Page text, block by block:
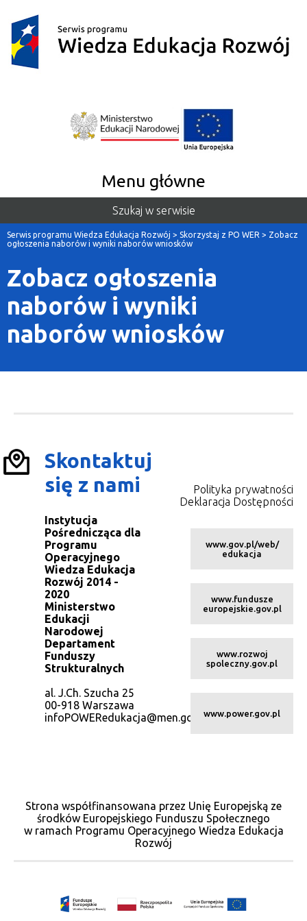
Menu główne
Szukaj w serwisie
Serwis programu Wiedza Edukacja Rozwój > Skorzystaj z PO WER > Zobacz
ogłoszenia naborów i wyniki naborów wniosków
Zobacz ogłoszenia
naborów i wyniki
naborów wniosków
Skontaktuj
się z nami
Instytucja
Pośrednicząca dla
Programu
Operacyjnego
Wiedza Edukacja
Rozwój 2014 -
2020
Ministerstwo
Edukacji
Narodowej
Departament
Funduszy
Strukturalnych
al. J.Ch. Szucha 25
00-918 Warszawa
infoPOWERedukacja@men.gov.pl
Polityka prywatności
Deklaracja Dostępności
www.gov.pl/web/
edukacja
www.fundusze
europejskie.gov.pl
www.rozwoj
spoleczny.gov.pl
www.power.gov.pl
Strona współfinansowana przez Unię Europejską ze
środków Europejskiego Funduszu Społecznego
w ramach Programu Operacyjnego Wiedza Edukacja
Rozwój